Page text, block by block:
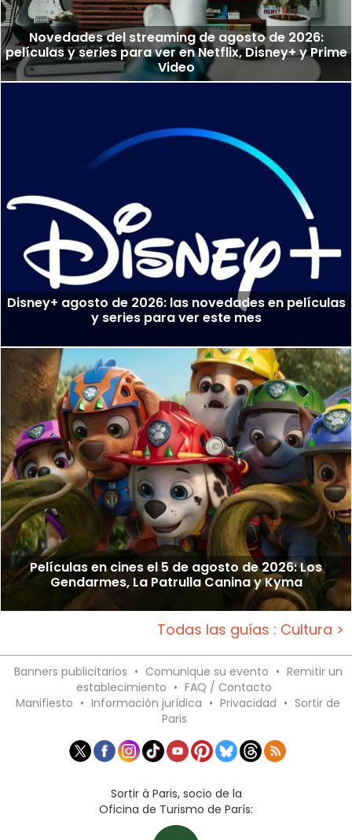
Novedades del streaming de agosto de 2026:
películas y series para ver en Netflix, Disney+ y Prime
Video
Disney+ agosto de 2026: las novedades en películas
y series para ver este mes
Películas en cines el 5 de agosto de 2026: Los
Gendarmes, La Patrulla Canina y Kyma
Todas las guías : Cultura >
Banners publicitarios • Comunique su evento • Remitir un
establecimiento • FAQ / Contacto
Manifiesto • Información jurídica • Privacidad • Sortir de
Paris
Sortir à Paris, socio de la
Oficina de Turismo de París: